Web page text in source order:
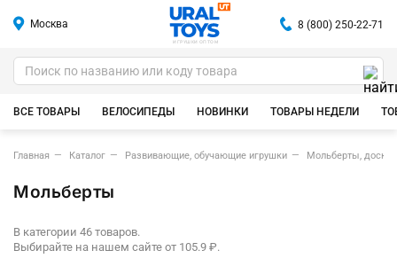
Москва
ИГРУШКИ ОПТОМ
8 (800) 250-22-71
ВСЕ ТОВАРЫ ВЕЛОСИПЕДЫ НОВИНКИ ТОВАРЫ НЕДЕЛИ
Главная Каталог Развивающие, обучающие игрушки Мольберты, доски
Мольберты
В категории 46 товаров.
Выбирайте на нашем сайте от 105.9 ₽.